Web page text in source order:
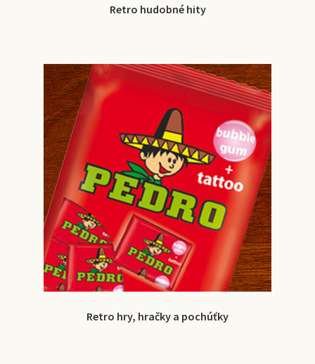
Retro hudobné hity
Retro hry, hračky a pochúťky